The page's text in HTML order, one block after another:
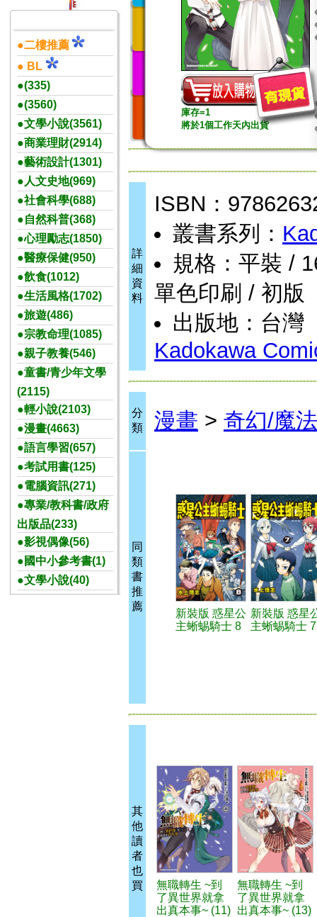
●二樓推薦
● BL
●(335)
●(3560)
●文學小說(3561)
●商業理財(2914)
●藝術設計(1301)
●人文史地(969)
●社會科學(688)
●自然科普(368)
●心理勵志(1850)
●醫療保健(950)
●飲食(1012)
●生活風格(1702)
●旅遊(486)
●宗教命理(1085)
●親子教養(546)
●童書/青少年文學
(2115)
●輕小說(2103)
●漫畫(4663)
●語言學習(657)
●考試用書(125)
●電腦資訊(271)
●專業/教科書/政府
出版品(233)
●影視偶像(56)
●國中小參考書(1)
●文學小說(40)
庫存=1
將於1個工作天內出貨
詳
細
資
料
ISBN：
叢書系列：
規格：平裝 /
單色印刷 / 初版
出版地：台灣
Kadokawa
分
類
漫畫 > 奇幻/魔法
同
類
書
推
薦
新裝版 惑星公
主蜥蜴騎士 8
新裝版 惑星
主蜥蜴騎士 7
其
他
讀
者
也
買
無職轉生 ~到
了異世界就拿
出真本事~ (11)
無職轉生 ~到
了異世界就拿
出真本事~ (13)